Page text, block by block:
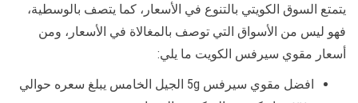
يتمتع السوق الكويتي بالتنوع في الأسعار، كما يتصف بالوسطية،
فهو ليس من الأسواق التي توصف بالمغالاة في الأسعار، ومن
أسعار مقوي سيرفس الكويت ما يلي:
افضل مقوي سيرفس 5g الجيل الخامس يبلغ سعره حوالي